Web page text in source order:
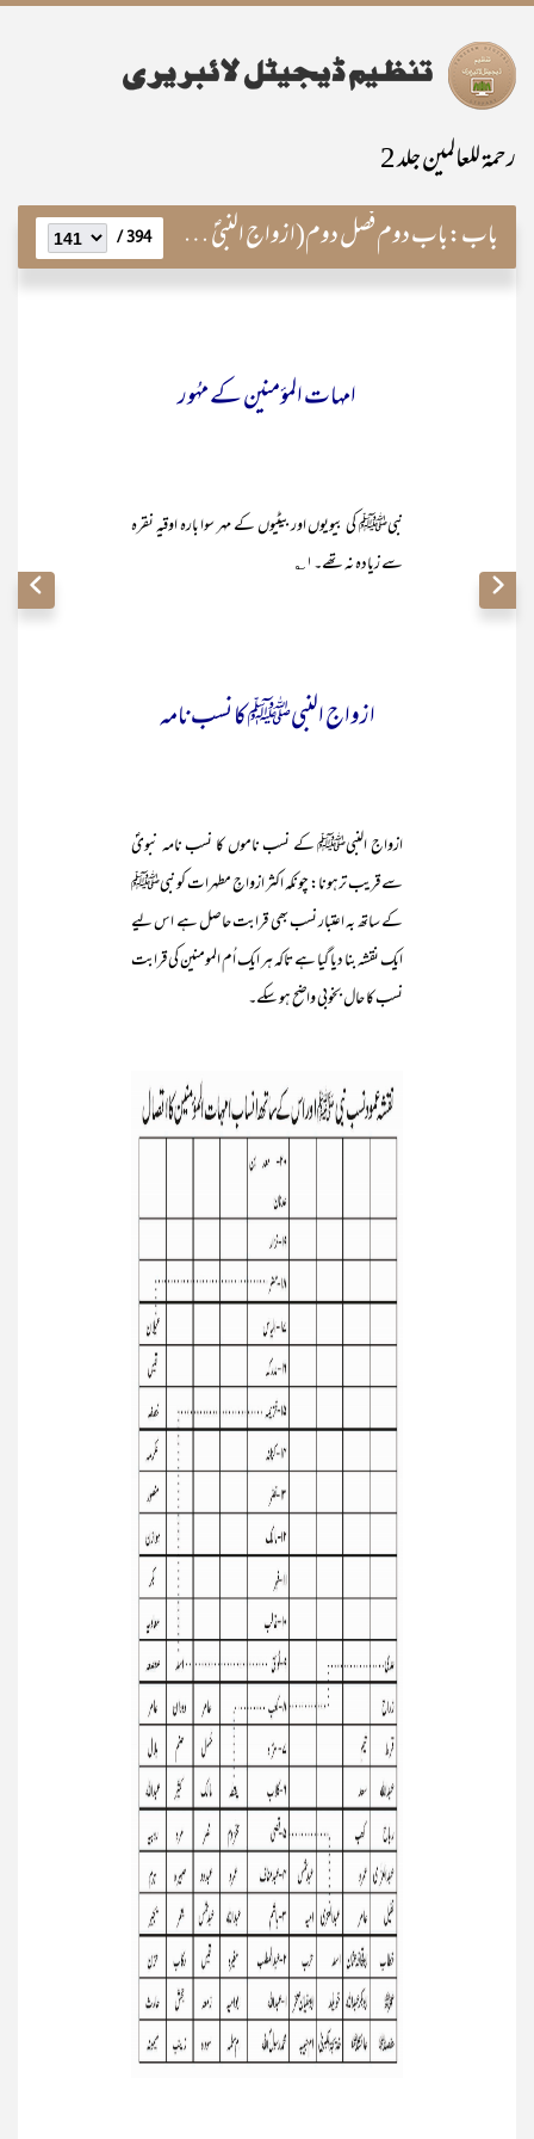
رحمۃ للعالمین جلد 2
باب:باب دوم فصل دوم(ازواج النبیؐ کے فضائل اور ان کانسب) 394 /
امہات المؤمنین کے مہُور
نبیﷺ کی بیویوں اور بیٹیوں کے مہر سوا بارہ اوقیہ نقرہ
سے زیادہ نہ تھے۔۱؎
ازواج النبیﷺ کا نسب نامہ
ازواج النبیﷺ کے نسب ناموں کا نسب نامہ نبویؐ
سے قریب ترہونا: چونکہ اکثر ازواجِ مطہرات کو نبیﷺ
کے ساتھ بہ اعتبار نسب بھی قرابت حاصل ہے اس لیے
ایک نقشہ بنا دیا گیا ہے تاکہ ہر ایک اُم المومنین کی قرابت
نسب کا حال بخوبی واضح ہو سکے۔